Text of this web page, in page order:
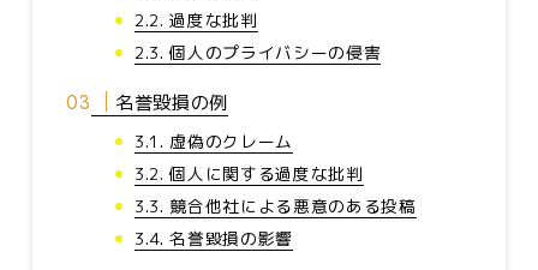
2.2. 過度な批判
2.3. 個人のプライバシーの侵害
名誉毀損の例
3.1. 虚偽のクレーム
3.2. 個人に関する過度な批判
3.3. 競合他社による悪意のある投稿
3.4. 名誉毀損の影響